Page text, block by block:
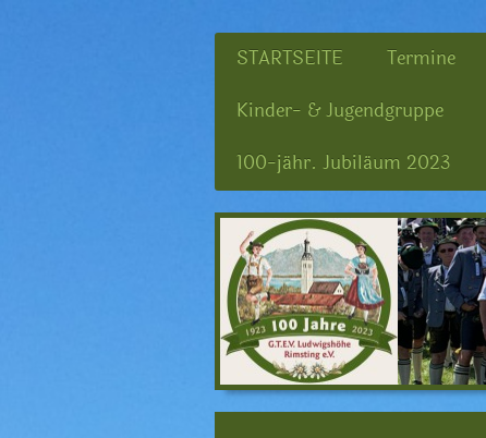
STARTSEITE Termine
Kinder- & Jugendgruppe
100-jähr. Jubiläum 2023